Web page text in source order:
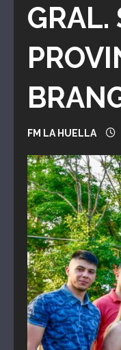
GRAL.
FM LA HUELLA